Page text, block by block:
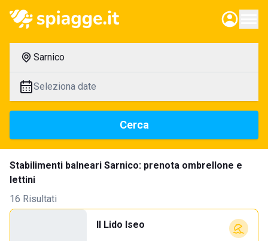
Sarnico
Seleziona date
Cerca
Stabilimenti balneari Sarnico: prenota ombrellone e
lettini
16 Risultati
Il Lido Iseo